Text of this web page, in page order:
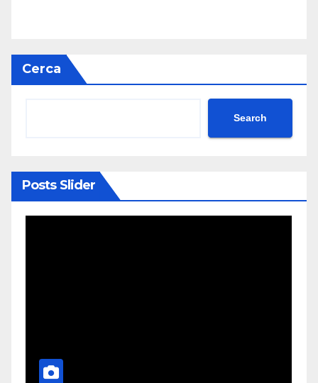
Cerca
Search
Posts Slider